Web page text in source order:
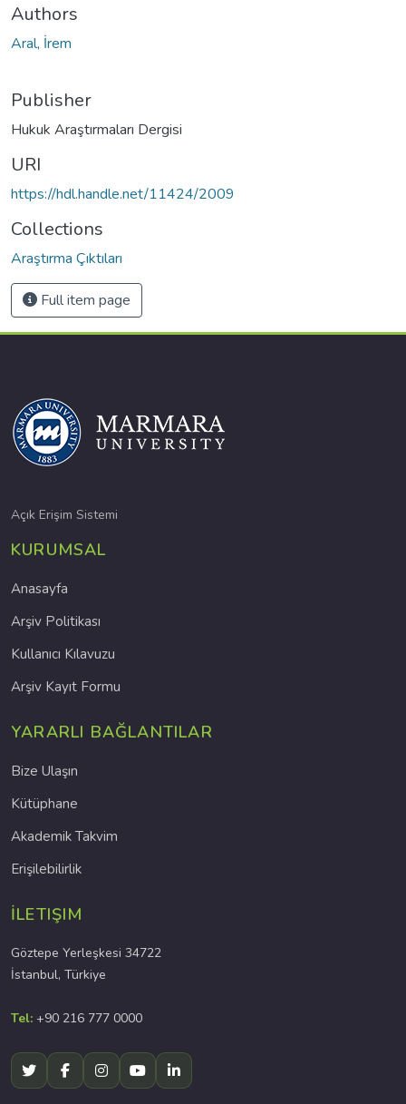
Authors
Aral, İrem
Publisher
Hukuk Araştırmaları Dergisi
URI
https://hdl.handle.net/11424/2009
Collections
Araştırma Çıktıları
Full item page
Açık Erişim Sistemi
KURUMSAL
Anasayfa
Arşiv Politikası
Kullanıcı Kılavuzu
Arşiv Kayıt Formu
YARARLI BAĞLANTILAR
Bize Ulaşın
Kütüphane
Akademik Takvim
Erişilebilirlik
İLETIŞIM
Göztepe Yerleşkesi 34722
İstanbul, Türkiye
Tel: +90 216 777 0000